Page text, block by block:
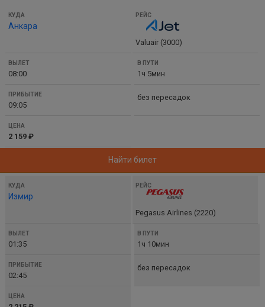
КУДА
РЕЙС
В
ПУТИ
ПРИБЫТИЕ
ЦЕНА
Анкара
Valuair (3000)
08:00 1ч 5мин
09:05
без пересадок
2 159 ₽
Найти билет
Измир
Pegasus Airlines (2220)
01:35 1ч 10мин
02:45
без пересадок